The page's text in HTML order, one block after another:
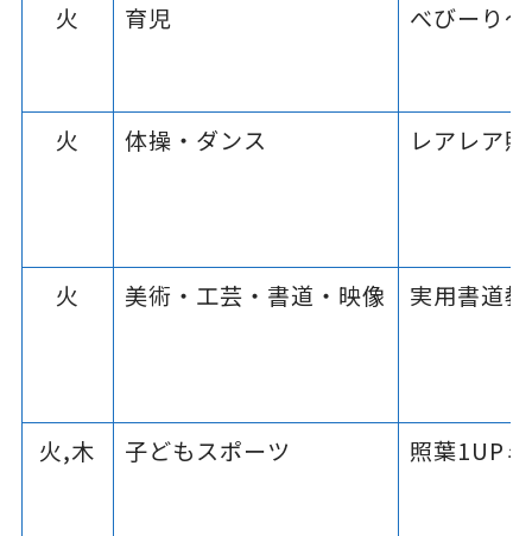
火 育児 べびーり
火 体操・ダンス レアレア
火 美術・工芸・書道・映像 実用書道
火,木 子どもスポーツ 照葉1UP